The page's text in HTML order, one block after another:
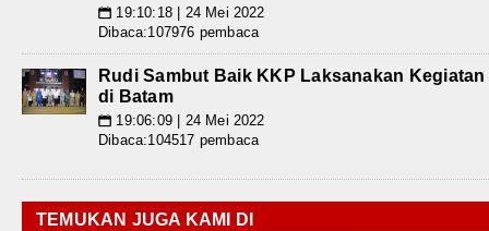
📅 19:10:18 | 24 Mei 2022
Dibaca:107976 pembaca
Rudi Sambut Baik KKP Laksanakan Kegiatan
di Batam
📅 19:06:09 | 24 Mei 2022
Dibaca:104517 pembaca
TEMUKAN JUGA KAMI DI